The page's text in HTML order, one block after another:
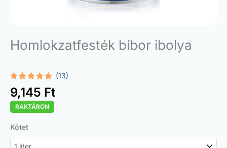
Homlokzatfesték bíbor ibolya
Értékelés
5.00az 5-
ből,
13
értékelés
alapján
(13)
9,145 Ft
RAKTÁRON
Kötet
Facade
Paint